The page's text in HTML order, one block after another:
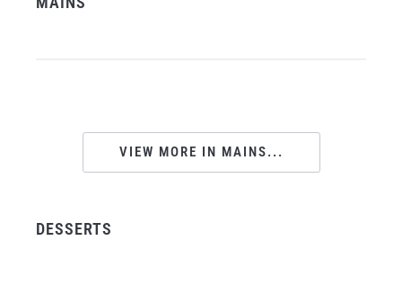
VIEW MORE IN MAINS...
DESSERTS